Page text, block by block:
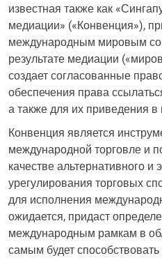
известная также как
медиации» («Конвенция»),
международным мировым
результате медиации
создает согласованные
обеспечения права
а также для их приведения в
Конвенция является
международной торговле и
качестве альтернативного
урегулирования торговых
для исполнения
ожидается, придаст
международным рамкам в
самым будет